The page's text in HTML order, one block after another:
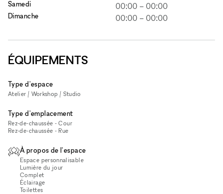
Samedi 00:00 – 00:00
Dimanche 00:00 – 00:00
ÉQUIPEMENTS
Type d'espace
Atelier / Workshop / Studio
Type d'emplacement
Rez-de-chaussée - Cour
Rez-de-chaussée - Rue
À propos de l'espace
Espace personnalisable
Lumière du jour
Complet
Éclairage
Toilettes